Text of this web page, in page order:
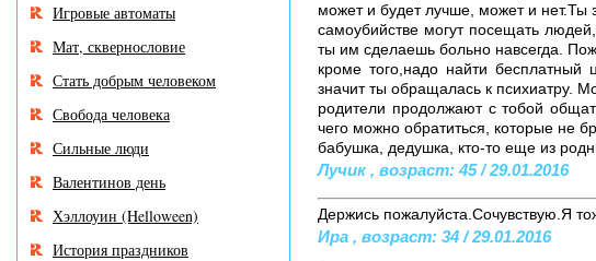
может и будет лучше, может и нет.Ты
самоубийстве могут посещать
ты им сделаешь больно навсегда.
кроме того,надо найти бесплатный
значит ты обращалась к психиатру.
родители продолжают с тобой
чего можно обратиться, которые не
бабушка, дедушка, кто-то еще из
Лучик , возраст: 45 / 29.01.2016
Держись пожалуйста.Сочувствую.Я
Ира , возраст: 34 / 29.01.2016
Игровые автоматы
Мат, сквернословие
Стать добрым человеком
Свобода человека
Сильные люди
Валентинов день
Хэллоуин (Helloween)
История праздников